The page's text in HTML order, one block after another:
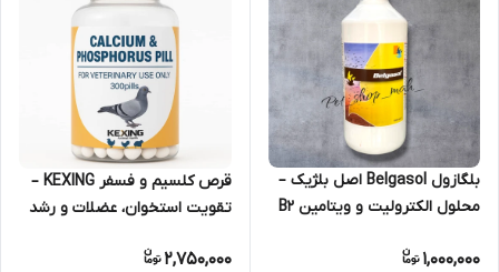
بلگازول Belgasol اصل بلژیک –
محلول الکترولیت و ویتامین B2
1,000,000
قرص کلسیم و فسفر KEXING –
تقویت استخوان، عضلات و رشد
2,750,000